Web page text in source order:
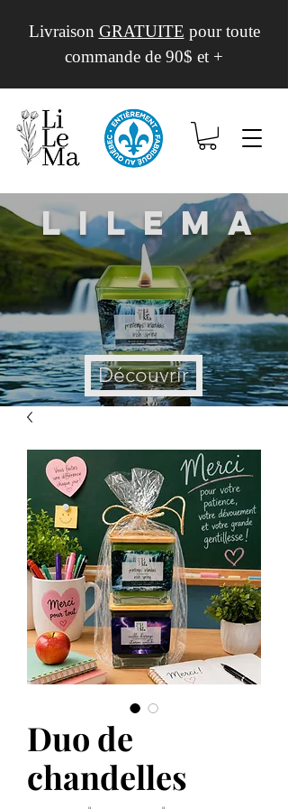
Livraison GRATUITE pour toute
commande de 90$ et +
Lilema
Découvrir
Duo de
chandelles